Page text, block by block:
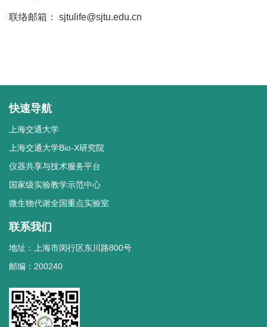
联络邮箱： sjtulife@sjtu.edu.cn
快速导航
上海交通大学
上海交通大学Bio-X研究院
仪器共享与技术服务平台
国家级实验教学示范中心
微生物代谢全国重点实验室
联系我们
地址：上海市闵行区东川路800号
邮编：200240